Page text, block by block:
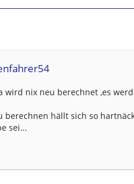
wird nix neu berechnet ,es
berechnen hällt sich so
sei...